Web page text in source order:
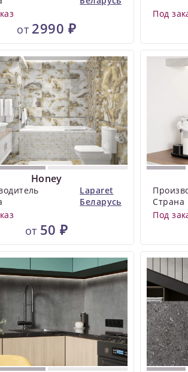
от 2990 ₽
Под
Honey
Laparet
Беларусь
от 50 ₽
Страна
Под